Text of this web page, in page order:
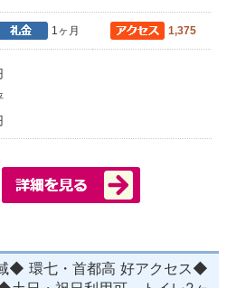
1ヶ月 1,375
◆ 環七・首都高 好アクセス◆